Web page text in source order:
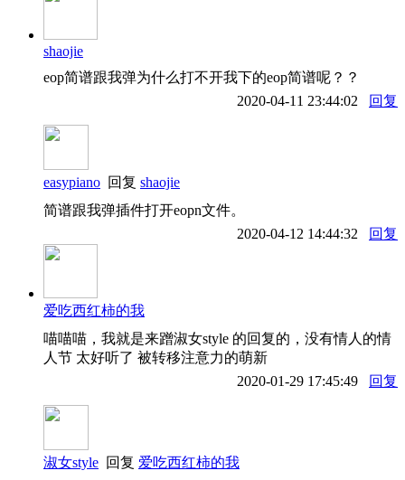
shaojie
eop简谱跟我弹为什么打不开我下的eop简谱呢？？
2020-04-11 23:44:02
回复
easypiano 回复 shaojie
简谱跟我弹插件打开eopn文件。
2020-04-12 14:44:32
回复
爱吃西红柿的我
喵喵喵，我就是来蹭淑女style 的回复的，没有情人的情
人节 太好听了 被转移注意力的萌新
2020-01-29 17:45:49
回复
淑女style 回复 爱吃西红柿的我